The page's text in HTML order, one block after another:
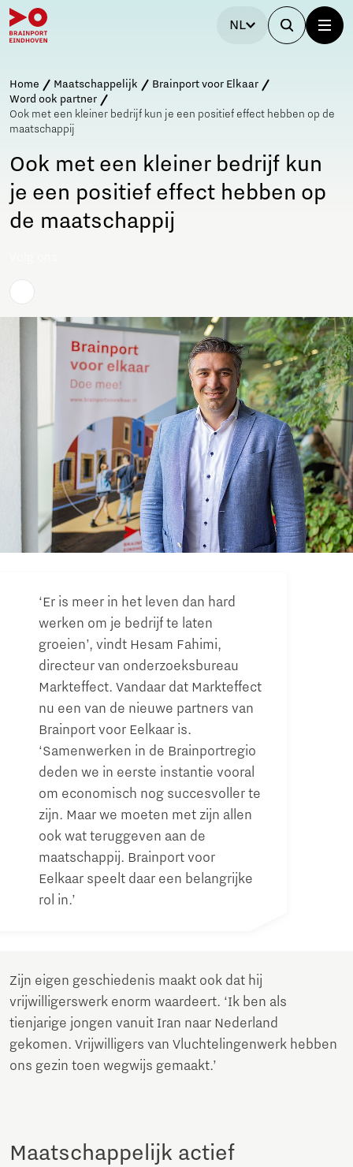
NL
Home Maatschappelijk
Brainport voor Elkaar
Word ook partner
Ook met een kleiner bedrijf kun je een positief effect hebben op de
maatschappij
Ook met een kleiner bedrijf kun
je een positief effect hebben op
de maatschappij
‘Er is meer in het leven dan hard
werken om je bedrijf te laten
groeien’, vindt Hesam Fahimi,
directeur van onderzoeksbureau
Markteffect. Vandaar dat Markteffect
nu een van de nieuwe partners van
Brainport voor Eelkaar is.
‘Samenwerken in de Brainportregio
deden we in eerste instantie vooral
om economisch nog succesvoller te
zijn. Maar we moeten met zijn allen
ook wat teruggeven aan de
maatschappij. Brainport voor
Eelkaar speelt daar een belangrijke
rol in.’
Zijn eigen geschiedenis maakt ook dat hij
vrijwilligerswerk enorm waardeert. ‘Ik ben als
tienjarige jongen vanuit Iran naar Nederland
gekomen. Vrijwilligers van Vluchtelingenwerk hebben
ons gezin toen wegwijs gemaakt.’
Maatschappelijk actief